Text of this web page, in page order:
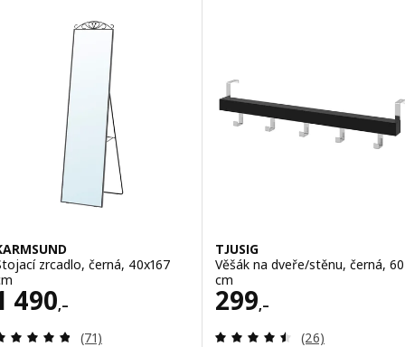
zrcadlo, černá, 40x167
490,–
1490,–
Recenze: 4.8 z 5 hvězdy. Celkem recenzí:
(71)
TJUSIG
Věšák na dveře/stěnu, černá, 60
cm
299,–
Cena 299,–
Recenze: 4.5 z
(26)